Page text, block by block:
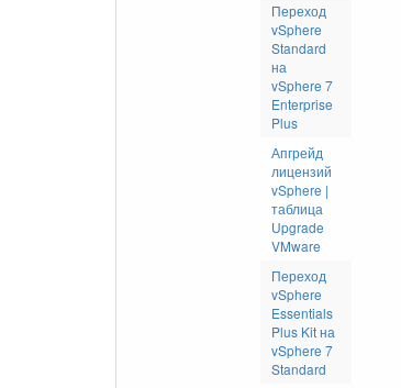
Переход
vSphere
Standard
на
vSphere 7
Enterprise
Plus
Апгрейд
лицензий
vSphere |
таблица
Upgrade
VMware
Переход
vSphere
Essentials
Plus Kit на
vSphere 7
Standard